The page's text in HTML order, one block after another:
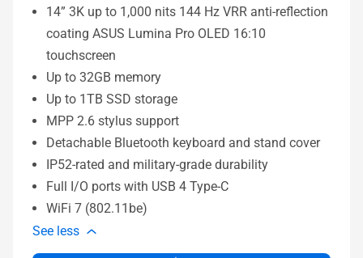
14” 3K up to 1,000 nits 144 Hz VRR anti-reflection
coating ASUS Lumina Pro OLED 16:10
touchscreen
Up to 32GB memory
Up to 1TB SSD storage
MPP 2.6 stylus support
Detachable Bluetooth keyboard and stand cover
IP52-rated and military-grade durability
Full I/O ports with USB 4 Type-C
WiFi 7 (802.11be)
See less